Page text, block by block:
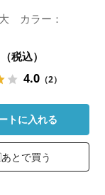
カラー：
（税込）
4.0 （2）
トに入れる
あとで買う